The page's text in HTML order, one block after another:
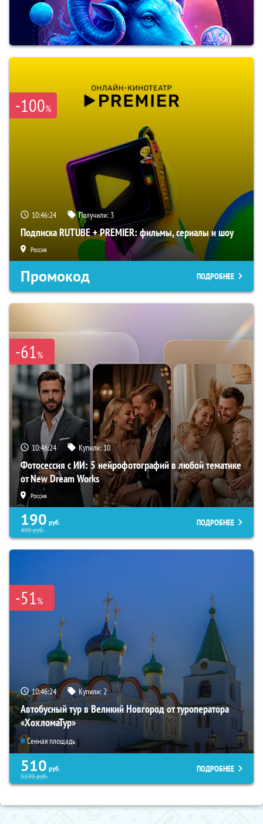
-100%
10:46:23 Получили: 3
Подписка RUTUBE + PREMIER: фильмы, сериалы и шоу
Россия
Промокод ПОДРОБНЕЕ
-61%
10:46:23 Купили:10
Фотосессия с ИИ: 5 нейрофотографий в любой тематике
от New Dream Works
Россия
190 руб.
490руб.
ПОДРОБНЕЕ
-51%
10:46:23 Купили:2
Автобусный тур в Великий Новгород от туроператора
«ХохломаТур»
Сенная площадь
510 руб.
5190руб.
ПОДРОБНЕЕ